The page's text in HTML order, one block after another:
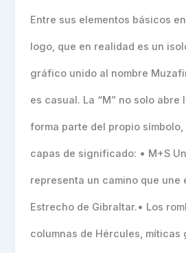
Entre sus elementos básicos
logo, que en realidad es un
gráfico unido al nombre
es casual. La “M” no solo abre
forma parte del propio
capas de significado: • M+S
representa un camino que une
Estrecho de Gibraltar.• Los
columnas de Hércules, míticas